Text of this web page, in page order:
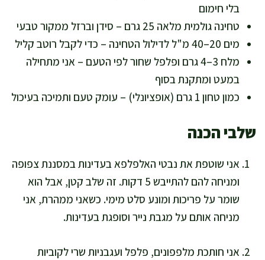
בלי חימום
טחינה גולמית מלאה 25 גרם – סידן וברזל ממקור טבעי
מים 20–40 מ"ל לדילול הטחינה – כדי לקבל רוטב קליל
מלח 3–4 גרם ופלפל שחור לפי הטעם – אני מתחילה
במעט ומתקנת בסוף
כמון טחון 1 גרם (אופציונלי) – עומק טעם ותמיכה בעיכול
שלבי הכנה
אני שוטפת את נבטי האלפלפא בעדינות במסננת צפופה
ומניחה להם להתייבש 5 דקות. זה שלב קטן, אבל הוא
שומר על פריכות ומונע סלט מימי. כשאני ממהרת, אני
מניחה אותם על מגבת נייר וסופגת בעדינות.
אני חותכת מלפפונים, פלפל ועגבניות שרי לקוביות